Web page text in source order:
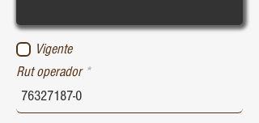
Vigente
Rut operador